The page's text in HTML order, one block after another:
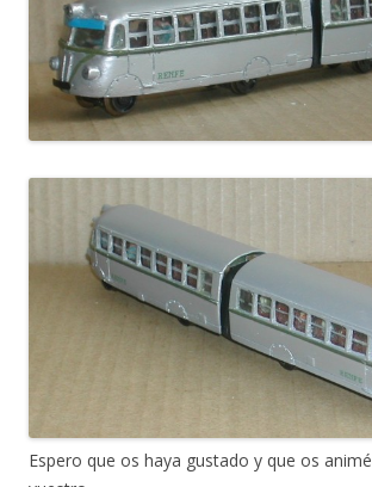
Espero que os haya gustado y que os